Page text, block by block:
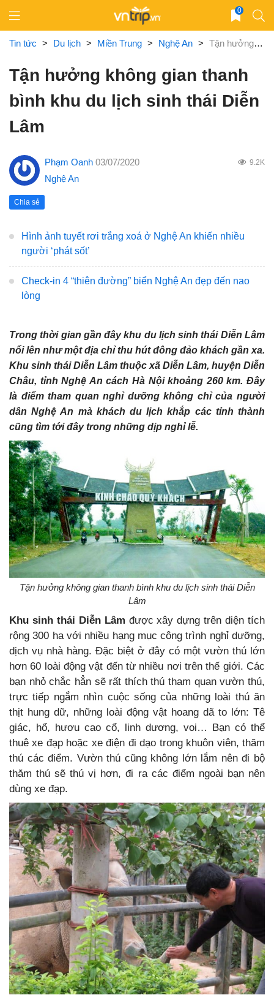
content
0
Tin tức > Du lịch > Miền Trung > Nghệ An > Tận hưởng không gian thanh bình khu du lịch sinh thái Diễn Lâm
Tận hưởng không gian thanh
bình khu du lịch sinh thái Diễn
Lâm
Phạm Oanh 03/07/2020 9.2K
Nghệ An
Chia sẻ
Hình ảnh tuyết rơi trắng xoá ở Nghệ An khiến nhiều
người ‘phát sốt’
Check-in 4 “thiên đường” biển Nghệ An đẹp đến nao
lòng
Trong thời gian gần đây khu du lịch sinh thái Diễn Lâm
nổi lên như một địa chỉ thu hút đông đảo khách gần xa.
Khu sinh thái Diễn Lâm thuộc xã Diễn Lâm, huyện Diễn
Châu, tỉnh Nghệ An cách Hà Nội khoảng 260 km. Đây
là điểm tham quan nghỉ dưỡng không chỉ của người
dân Nghệ An mà khách du lịch khắp các tỉnh thành
cũng tìm tới đây trong những dịp nghỉ lễ.
Tận hưởng không gian thanh bình khu du lịch sinh thái Diễn
Lâm
Khu sinh thái Diễn Lâm được xây dựng trên diện tích
rộng 300 ha với nhiều hạng mục công trình nghỉ dưỡng,
dịch vụ nhà hàng. Đặc biệt ở đây có một vườn thú lớn
hơn 60 loài động vật đến từ nhiều nơi trên thế giới. Các
bạn nhỏ chắc hẳn sẽ rất thích thú tham quan vườn thú,
trực tiếp ngắm nhìn cuộc sống của những loài thú ăn
thịt hung dữ, những loài động vật hoang dã to lớn: Tê
giác, hổ, hươu cao cổ, linh dương, voi… Bạn có thể
thuê xe đạp hoặc xe điện đi dạo trong khuôn viên, thăm
thú các điểm. Vườn thú cũng không lớn lắm nên đi bộ
thăm thú sẽ thú vị hơn, đi ra các điểm ngoài bạn nên
dùng xe đạp.